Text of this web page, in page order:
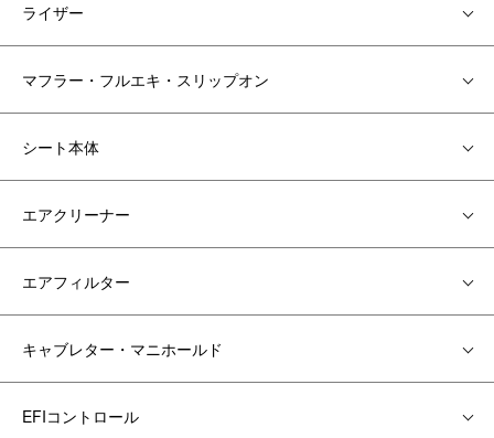
ライザー
マフラー・フルエキ・スリップオン
シート本体
エアクリーナー
エアフィルター
キャブレター・マニホールド
EFIコントロール